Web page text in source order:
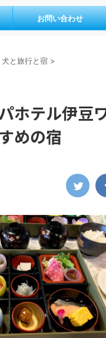
お問い合わせ
犬と旅行と宿 >
ホテル伊豆
めの宿